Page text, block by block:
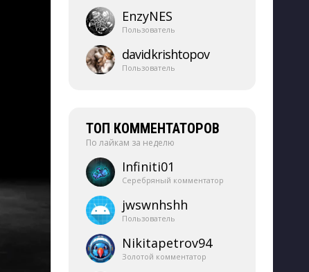
EnzyNES
Пользователь
davidkrishtopov
Пользователь
ТОП КОММЕНТАТОРОВ
По лайкам за неделю
Infiniti01
Серебряный комментатор
jwswnhshh
Пользователь
Nikitapetrov94
Золотой комментатор